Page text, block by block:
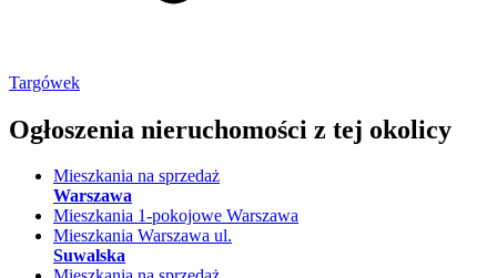
Targówek
Ogłoszenia nieruchomości z tej okolicy
Mieszkania na sprzedaż
Warszawa
Mieszkania 1-pokojowe Warszawa
Mieszkania Warszawa ul.
Suwalska